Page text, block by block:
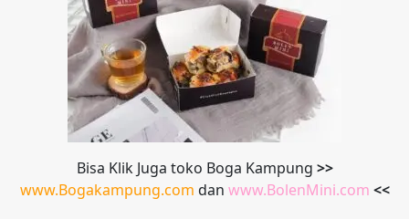
Bisa Klik Juga toko Boga Kampung >>
www.Bogakampung.com dan www.BolenMini.com <<